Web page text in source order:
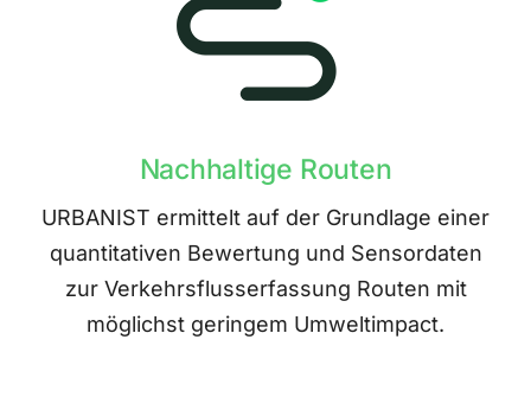
Nachhaltige Routen
URBANIST ermittelt auf der Grundlage einer
quantitativen Bewertung und Sensordaten
zur Verkehrsflusserfassung Routen mit
möglichst geringem Umweltimpact.